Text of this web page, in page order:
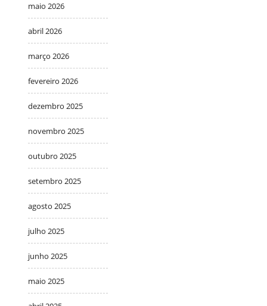
maio 2026
abril 2026
março 2026
fevereiro 2026
dezembro 2025
novembro 2025
outubro 2025
setembro 2025
agosto 2025
julho 2025
junho 2025
maio 2025